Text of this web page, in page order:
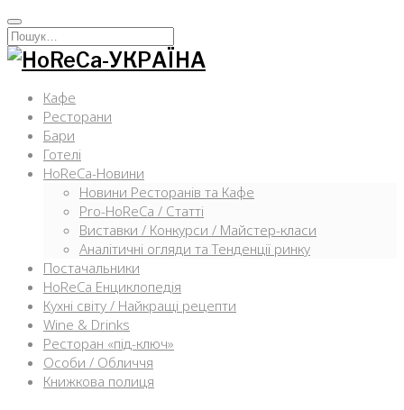
Перейти
к
содержимому
Искать:
Кафе
Ресторани
Бари
Готелі
HoReCa-Новини
Новини Ресторанів та Кафе
Pro-HoReCa / Статті
Виставки / Конкурси / Майстер-класи
Аналітичні огляди та Тенденції ринку
Постачальники
HoReCa Енциклопедія
Кухні світу / Найкращі рецепти
Wine & Drinks
Ресторан «під-ключ»
Особи / Обличчя
Книжкова полиця